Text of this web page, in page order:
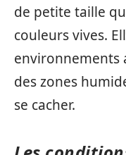
de petite taille
couleurs vives.
environnements
des zones
se cacher.